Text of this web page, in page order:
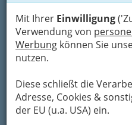
Mit Ihrer Einwilligung
Verwendung von
Werbung können Sie
nutzen.
Diese schließt die
Adresse, Cookies &
der EU (u.a. USA) ein.
Karte
Kontaktaufnahme